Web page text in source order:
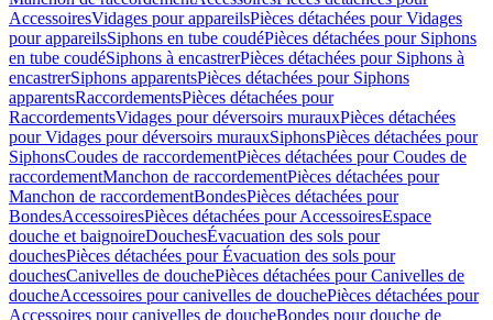
AccessoiresVidages pour appareilsPièces détachées pour Vidages
pour appareilsSiphons en tube coudéPièces détachées pour Siphons
en tube coudéSiphons à encastrerPièces détachées pour Siphons à
encastrerSiphons apparentsPièces détachées pour Siphons
apparentsRaccordementsPièces détachées pour
RaccordementsVidages pour déversoirs murauxPièces détachées
pour Vidages pour déversoirs murauxSiphonsPièces détachées pour
SiphonsCoudes de raccordementPièces détachées pour Coudes de
raccordementManchon de raccordementPièces détachées pour
Manchon de raccordementBondesPièces détachées pour
BondesAccessoiresPièces détachées pour AccessoiresEspace
douche et baignoireDouchesÉvacuation des sols pour
douchesPièces détachées pour Évacuation des sols pour
douchesCanivelles de douchePièces détachées pour Canivelles de
doucheAccessoires pour canivelles de douchePièces détachées pour
Accessoires pour canivelles de doucheBondes pour douche de